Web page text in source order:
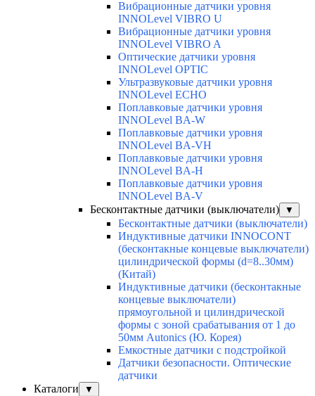
Вибрационные датчики уровня
INNOLevel VIBRO U
Вибрационные датчики уровня
INNOLevel VIBRO A
Оптические датчики уровня
INNOLevel OPTIC
Ультразвуковые датчики уровня
INNOLevel ECHO
Поплавковые датчики уровня
INNOLevel BA-W
Поплавковые датчики уровня
INNOLevel BA-VH
Поплавковые датчики уровня
INNOLevel BA-H
Поплавковые датчики уровня
INNOLevel BA-V
Бесконтактные датчики (выключатели)
▼
Бесконтактные датчики (выключатели)
Индуктивные датчики INNOCONT
(бесконтакные концевые выключатели)
цилиндрической формы (d=8..30мм)
(Китай)
Индуктивные датчики (бесконтакные
концевые выключатели)
прямоугольной и цилиндрической
формы с зоной срабатывания от 1 до
50мм Autonics (Ю. Корея)
Емкостные датчики с подстройкой
Датчики безопасности. Оптические
датчики
Каталоги
▼